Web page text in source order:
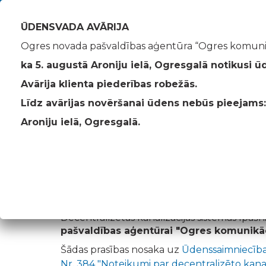
Decentralizētās
Ogres Komunikācijas
Līdz 2021.gada 31.decembrim nekustamā
jāreģistrē decentralizētā notekūdeņu
Decentralizētās kanalizācijas sistēmas
pašvaldības aģentūrai "Ogres
Šādas prasības nosaka uz
ŪDENSVADA AVĀRIJA
Ogres novada pašvaldības aģentūra “Ogres
ka 5. augustā Aroniju ielā, Ogresgalā notikusi
Avārija klienta piederības robežās.
Līdz avārijas novēršanai ūdens nebūs pieejams:
Aroniju ielā, Ogresgalā.